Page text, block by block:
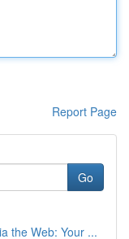
Report Page
Go
the Web: Your ...